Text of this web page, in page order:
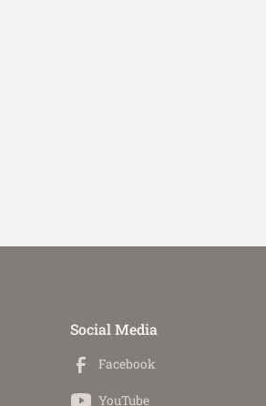
Social Media
Facebook
YouTube